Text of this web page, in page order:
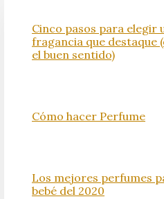
Cinco pasos para elegir
fragancia que destaque
el buen sentido)
Cómo hacer Perfume
Los mejores perfumes
bebé del 2020